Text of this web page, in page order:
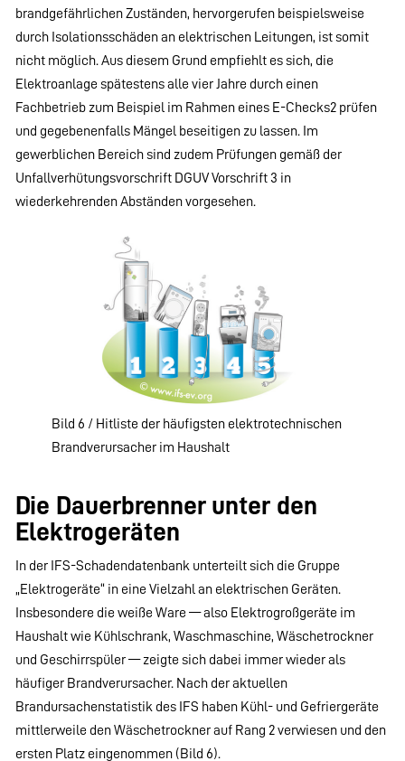
brandgefährlichen Zuständen, hervorgerufen beispielsweise
durch Isolationsschäden an elektrischen Leitungen, ist somit
nicht möglich. Aus diesem Grund empfiehlt es sich, die
Elektroanlage spätestens alle vier Jahre durch einen
Fachbetrieb zum Beispiel im Rahmen eines E-Checks2 prüfen
und gegebenenfalls Mängel beseitigen zu lassen. Im
gewerblichen Bereich sind zudem Prüfungen gemäß der
Unfallverhütungsvorschrift DGUV Vorschrift 3 in
wiederkehrenden Abständen vorgesehen.
Bild 6 / Hitliste der häufigsten elektrotechnischen
Brandverursacher im Haushalt
Die Dauerbrenner unter den
Elektrogeräten
In der IFS-Schadendatenbank unterteilt sich die Gruppe
„Elektrogeräte“ in eine Vielzahl an elektrischen Geräten.
Insbesondere die weiße Ware — also Elektrogroßgeräte im
Haushalt wie Kühlschrank, Waschmaschine, Wäschetrockner
und Geschirrspüler — zeigte sich dabei immer wieder als
häufiger Brandverursacher. Nach der aktuellen
Brandursachenstatistik des IFS haben Kühl- und Gefriergeräte
mittlerweile den Wäschetrockner auf Rang 2 verwiesen und den
ersten Platz eingenommen (Bild 6).